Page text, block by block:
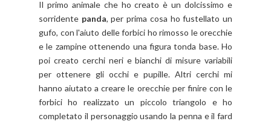
Il primo animale che ho creato è un dolcissimo e
sorridente panda, per prima cosa ho fustellato un
gufo, con l'aiuto delle forbici ho rimosso le orecchie
e le zampine ottenendo una figura tonda base. Ho
poi creato cerchi neri e bianchi di misure variabili
per ottenere gli occhi e pupille. Altri cerchi mi
hanno aiutato a creare le orecchie per finire con le
forbici ho realizzato un piccolo triangolo e ho
completato il personaggio usando la penna e il fard